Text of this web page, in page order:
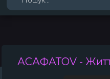
АСАФАТОV -